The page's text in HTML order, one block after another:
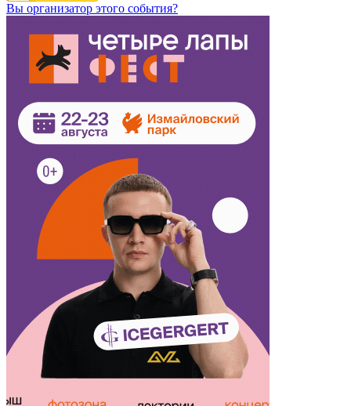
Вы организатор этого события?